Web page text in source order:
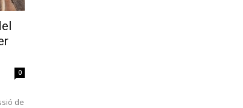
0
de